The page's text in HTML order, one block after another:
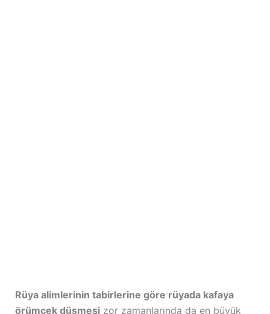
Rüya alimlerinin tabirlerine göre rüyada kafaya
örümcek düşmesizor zamanlarında da en büyük